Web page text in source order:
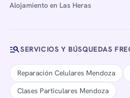
Alojamiento en Las Heras
manage_searchSERVICIOS Y BÚSQUEDAS
Reparación Celulares Mendoza
Clases Particulares Mendoza